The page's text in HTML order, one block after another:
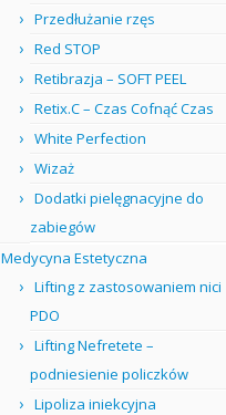
Przedłużanie rzęs
Red STOP
Retibrazja – SOFT PEEL
Retix.C – Czas Cofnąć Czas
White Perfection
Wizaż
Dodatki pielęgnacyjne do
zabiegów
Medycyna Estetyczna
Lifting z zastosowaniem nici
PDO
Lifting Nefretete –
podniesienie policzków
Lipoliza iniekcyjna